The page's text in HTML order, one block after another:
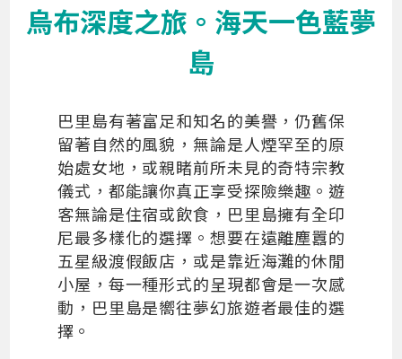
烏布深度之旅。海天一色藍夢
島
巴里島有著富足和知名的美譽，仍舊保
留著自然的風貌，無論是人煙罕至的原
始處女地，或親睹前所未見的奇特宗教
儀式，都能讓你真正享受探險樂趣。遊
客無論是住宿或飲食，巴里島擁有全印
尼最多樣化的選擇。想要在遠離塵囂的
五星級渡假飯店，或是靠近海灘的休閒
小屋，每一種形式的呈現都會是一次感
動，巴里島是嚮往夢幻旅遊者最佳的選
擇。